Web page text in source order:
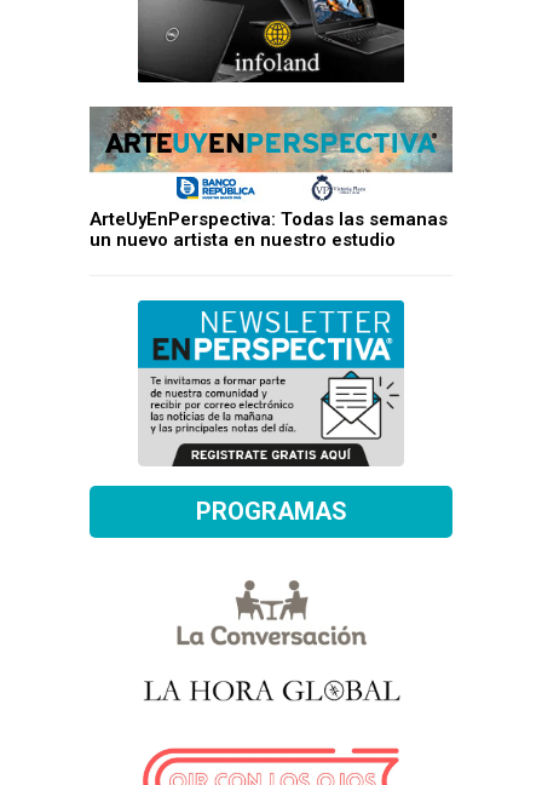
ArteUyEnPerspectiva: Todas las semanas
un nuevo artista en nuestro estudio
PROGRAMAS